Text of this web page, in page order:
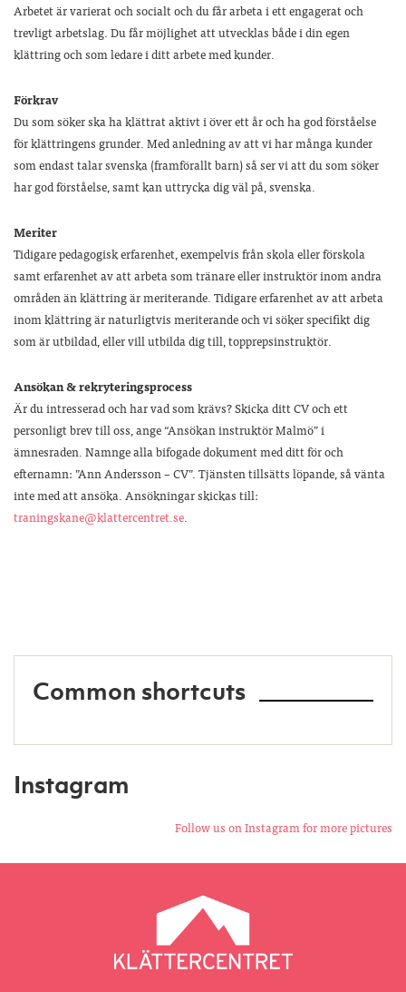
Arbetet är varierat och socialt och du får arbeta i ett engagerat och
trevligt arbetslag. Du får möjlighet att utvecklas både i din egen
klättring och som ledare i ditt arbete med kunder.
Förkrav
Du som söker ska ha klättrat aktivt i över ett år och ha god förståelse
för klättringens grunder. Med anledning av att vi har många kunder
som endast talar svenska (framförallt barn) så ser vi att du som söker
har god förståelse, samt kan uttrycka dig väl på, svenska.
Meriter
Tidigare pedagogisk erfarenhet, exempelvis från skola eller förskola
samt erfarenhet av att arbeta som tränare eller instruktör inom andra
områden än klättring är meriterande. Tidigare erfarenhet av att arbeta
inom klättring är naturligtvis meriterande och vi söker specifikt dig
som är utbildad, eller vill utbilda dig till, topprepsinstruktör.
Ansökan & rekryteringsprocess
Är du intresserad och har vad som krävs? Skicka ditt CV och ett
personligt brev till oss, ange “Ansökan instruktör Malmö” i
ämnesraden. Namnge alla bifogade dokument med ditt för och
efternamn: ”Ann Andersson – CV”. Tjänsten tillsätts löpande, så vänta
inte med att ansöka. Ansökningar skickas till:
traningskane@klattercentret.se.
Common shortcuts
Instagram
Follow us on Instagram for more pictures